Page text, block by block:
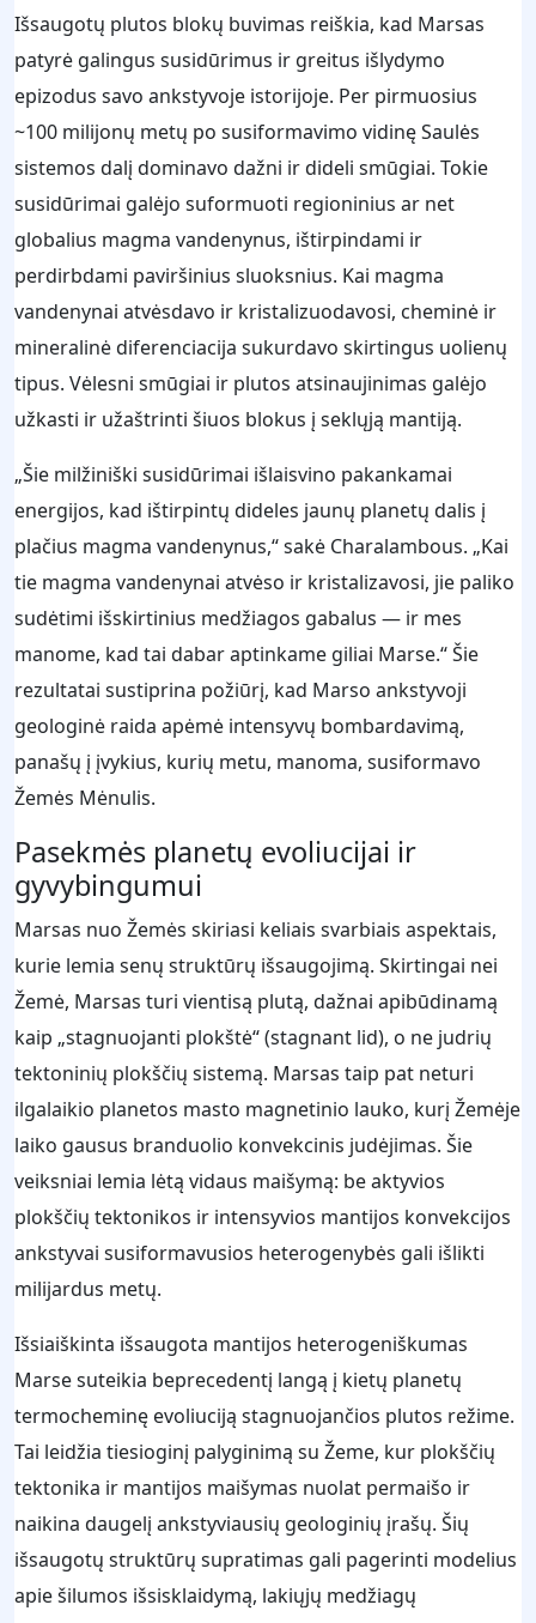
Išsaugotų plutos blokų buvimas reiškia, kad Marsas
patyrė galingus susidūrimus ir greitus išlydymo
epizodus savo ankstyvoje istorijoje. Per pirmuosius
~100 milijonų metų po susiformavimo vidinę Saulės
sistemos dalį dominavo dažni ir dideli smūgiai. Tokie
susidūrimai galėjo suformuoti regioninius ar net
globalius magma vandenynus, ištirpindami ir
perdirbdami paviršinius sluoksnius. Kai magma
vandenynai atvėsdavo ir kristalizuodavosi, cheminė ir
mineralinė diferenciacija sukurdavo skirtingus uolienų
tipus. Vėlesni smūgiai ir plutos atsinaujinimas galėjo
užkasti ir užaštrinti šiuos blokus į seklųją mantiją.
„Šie milžiniški susidūrimai išlaisvino pakankamai
energijos, kad ištirpintų dideles jaunų planetų dalis į
plačius magma vandenynus,“ sakė Charalambous. „Kai
tie magma vandenynai atvėso ir kristalizavosi, jie paliko
sudėtimi išskirtinius medžiagos gabalus — ir mes
manome, kad tai dabar aptinkame giliai Marse.“ Šie
rezultatai sustiprina požiūrį, kad Marso ankstyvoji
geologinė raida apėmė intensyvų bombardavimą,
panašų į įvykius, kurių metu, manoma, susiformavo
Žemės Mėnulis.
Pasekmės planetų evoliucijai ir
gyvybingumui
Marsas nuo Žemės skiriasi keliais svarbiais aspektais,
kurie lemia senų struktūrų išsaugojimą. Skirtingai nei
Žemė, Marsas turi vientisą plutą, dažnai apibūdinamą
kaip „stagnuojanti plokštė“ (stagnant lid), o ne judrių
tektoninių plokščių sistemą. Marsas taip pat neturi
ilgalaikio planetos masto magnetinio lauko, kurį Žemėje
laiko gausus branduolio konvekcinis judėjimas. Šie
veiksniai lemia lėtą vidaus maišymą: be aktyvios
plokščių tektonikos ir intensyvios mantijos konvekcijos
ankstyvai susiformavusios heterogenybės gali išlikti
milijardus metų.
Išsiaiškinta išsaugota mantijos heterogeniškumas
Marse suteikia beprecedentį langą į kietų planetų
termocheminę evoliuciją stagnuojančios plutos režime.
Tai leidžia tiesioginį palyginimą su Žeme, kur plokščių
tektonika ir mantijos maišymas nuolat permaišo ir
naikina daugelį ankstyviausių geologinių įrašų. Šių
išsaugotų struktūrų supratimas gali pagerinti modelius
apie šilumos išsisklaidymą, lakiųjų medžiagų